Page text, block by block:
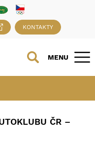
KONTAKTY
MENU
ČR –